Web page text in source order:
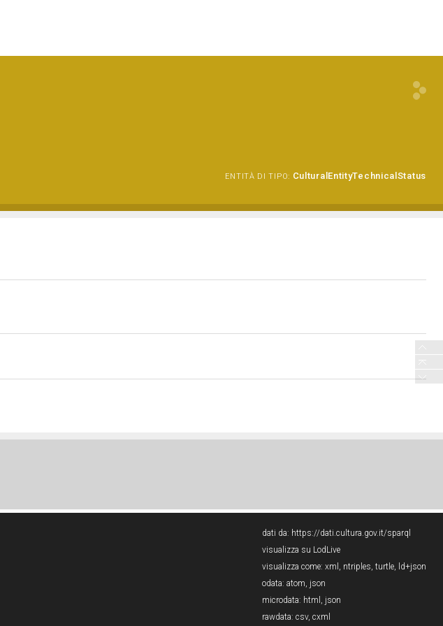
ENTITÀ DI TIPO: CulturalEntityTechnicalStatus
dati da: https://dati.cultura.gov.it/sparql
visualizza su LodLive
visualizza come: xml , ntriples, turtle, ld+json
odata: atom, json
microdata: html , json
rawdata: csv, cxml